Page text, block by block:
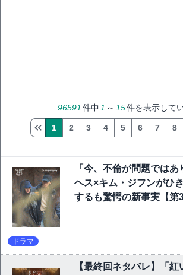
96591 件中 1 ～ 15件を表示して
1 2 3 4 5 6 7 8
「今、不倫が問題ではあ
ヘス×キム・ジフンがひ
するも驚愕の新事実【第3
ドラマ
【最終回ネタバレ】「